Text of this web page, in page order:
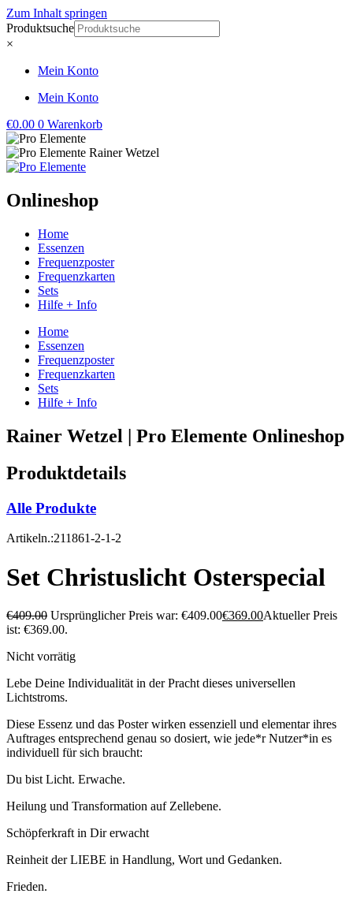
Zum Inhalt springen
Produktsuche
×
Mein Konto
Mein Konto
€0.00 0 Warenkorb
Onlineshop
Home
Essenzen
Frequenzposter
Frequenzkarten
Sets
Hilfe + Info
Home
Essenzen
Frequenzposter
Frequenzkarten
Sets
Hilfe + Info
Rainer Wetzel | Pro Elemente Onlineshop
Produktdetails
Alle Produkte
Artikeln.:211861-2-1-2
Set Christuslicht Osterspecial
€409.00 Ursprünglicher Preis war: €409.00€369.00Aktueller Preis
ist: €369.00.
Nicht vorrätig
Lebe Deine Individualität in der Pracht dieses universellen
Lichtstroms.
Diese Essenz und das Poster wirken essenziell und elementar ihres
Auftrages entsprechend genau so dosiert, wie jede*r Nutzer*in es
individuell für sich braucht:
Du bist Licht. Erwache.
Heilung und Transformation auf Zellebene.
Schöpferkraft in Dir erwacht
Reinheit der LIEBE in Handlung, Wort und Gedanken.
Frieden.